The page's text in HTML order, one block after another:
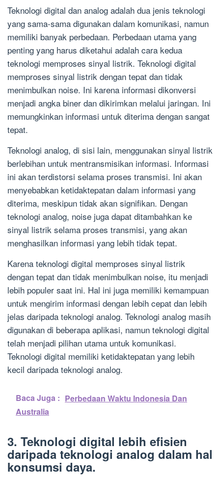
Teknologi digital dan analog adalah dua jenis teknologi
yang sama-sama digunakan dalam komunikasi, namun
memiliki banyak perbedaan. Perbedaan utama yang
penting yang harus diketahui adalah cara kedua
teknologi memproses sinyal listrik. Teknologi digital
memproses sinyal listrik dengan tepat dan tidak
menimbulkan noise. Ini karena informasi dikonversi
menjadi angka biner dan dikirimkan melalui jaringan. Ini
memungkinkan informasi untuk diterima dengan sangat
tepat.
Teknologi analog, di sisi lain, menggunakan sinyal listrik
berlebihan untuk mentransmisikan informasi. Informasi
ini akan terdistorsi selama proses transmisi. Ini akan
menyebabkan ketidaktepatan dalam informasi yang
diterima, meskipun tidak akan signifikan. Dengan
teknologi analog, noise juga dapat ditambahkan ke
sinyal listrik selama proses transmisi, yang akan
menghasilkan informasi yang lebih tidak tepat.
Karena teknologi digital memproses sinyal listrik
dengan tepat dan tidak menimbulkan noise, itu menjadi
lebih populer saat ini. Hal ini juga memiliki kemampuan
untuk mengirim informasi dengan lebih cepat dan lebih
jelas daripada teknologi analog. Teknologi analog masih
digunakan di beberapa aplikasi, namun teknologi digital
telah menjadi pilihan utama untuk komunikasi.
Teknologi digital memiliki ketidaktepatan yang lebih
kecil daripada teknologi analog.
Baca Juga : Perbedaan Waktu Indonesia Dan
Australia
3. Teknologi digital lebih efisien
daripada teknologi analog dalam hal
konsumsi daya.